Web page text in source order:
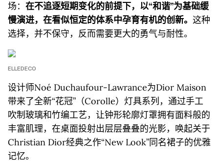
场： 在不追逐短期变化的前提下，以“和谐”为基础缓
慢演进，在看似恒定的体系中孕育有机的创新。 这种
选择，并不保守，反而需要更大的勇气与耐性。
ELLEDECO
设计师Noé Duchaufour-Lawrance为Dior Maison
带来了全新“花冠”（Corolle）灯具系列，通过手工
吹制玻璃和竹编工艺，让钟形轮廓灯罩拥有面料般的
丰富肌理，在桌面投射出层层叠叠的光影，唤起关于
Christian Dior经典之作“New Look”同名裙子的优雅
记忆。